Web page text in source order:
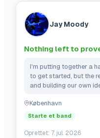
Jay Moody
Nothing left to
I'm putting together a
to get started, but the
and building our own
København
Starte et band
Oprettet: 7. jul. 2026